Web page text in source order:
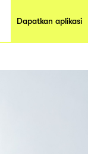
Dapatkan aplikasi